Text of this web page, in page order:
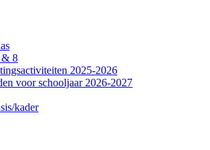
& 8
2025-2026
voor schooljaar 2026-2027
kader